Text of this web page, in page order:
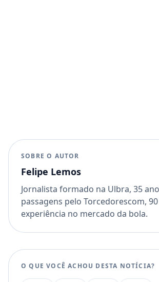
SOBRE O AUTOR
Felipe Lemos
Jornalista formado na Ulbra, 35
passagens pelo Torcedorescom,
experiência no mercado da bola.
O QUE VOCÊ ACHOU DESTA NOTÍCIA?